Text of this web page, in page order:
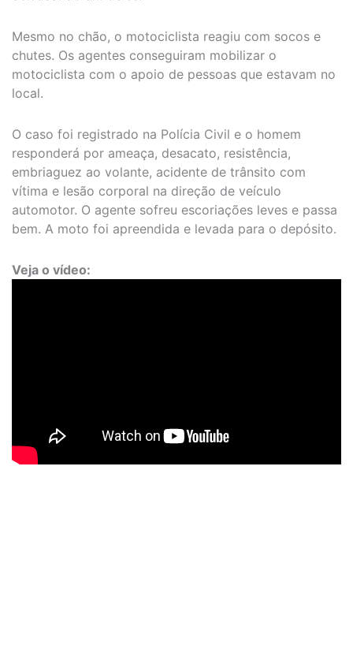
Mesmo no chão, o motociclista reagiu com socos e
chutes. Os agentes conseguiram mobilizar o
motociclista com o apoio de pessoas que estavam no
local.
O caso foi registrado na Polícia Civil e o homem
responderá por ameaça, desacato, resistência,
embriaguez ao volante, acidente de trânsito com
vítima e lesão corporal na direção de veículo
automotor. O agente sofreu escoriações leves e passa
bem. A moto foi apreendida e levada para o depósito.
Veja o vídeo: